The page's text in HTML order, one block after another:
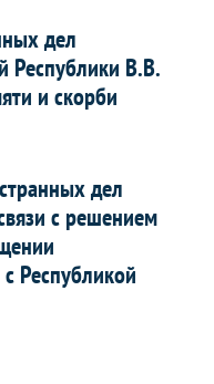
дел
Республики В.В.
и скорби
дел
с решением
Республикой